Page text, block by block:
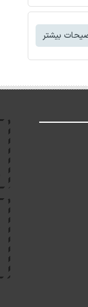
بیشتر